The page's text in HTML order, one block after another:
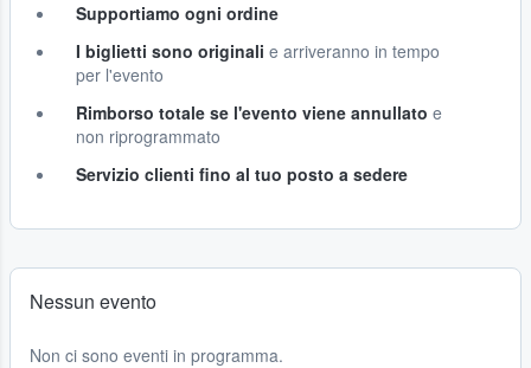
Supportiamo ogni ordine
I biglietti sono originali e arriveranno in tempo
per l'evento
Rimborso totale se l'evento viene annullato e
non riprogrammato
Servizio clienti fino al tuo posto a sedere
Nessun evento
Non ci sono eventi in programma.